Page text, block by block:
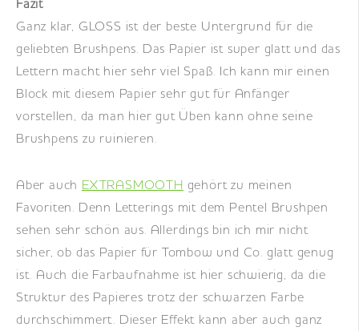
Fazit
Ganz klar, GLOSS ist der beste Untergrund für die
geliebten Brushpens. Das Papier ist super glatt und das
Lettern macht hier sehr viel Spaß. Ich kann mir einen
Block mit diesem Papier sehr gut für Anfänger
vorstellen, da man hier gut Üben kann ohne seine
Brushpens zu ruinieren.
Aber auch EXTRASMOOTH gehört zu meinen
Favoriten. Denn Letterings mit dem Pentel Brushpen
sehen sehr schön aus. Allerdings bin ich mir nicht
sicher, ob das Papier für Tombow und Co. glatt genug
ist. Auch die Farbaufnahme ist hier schwierig, da die
Struktur des Papieres trotz der schwarzen Farbe
durchschimmert. Dieser Effekt kann aber auch ganz